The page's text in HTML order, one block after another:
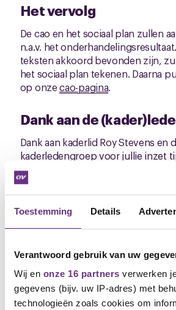
Toestemming Details
Verantwoord gebruik van uw
Wij en onze 16 partners verwerken
gegevens (bijv. uw IP-adres) met
technologieën zoals cookies om
Het vervolg
De cao en het sociaal plan zullen
n.a.v. het
teksten akkoord bevonden zijn,
het sociaal plan tekenen. Daarna
op onzecao-pagina.
Dank aan de
Dank aan kaderlid Roy Stevens en
kaderledengroep voor jullie inzet
onderhandelingen. Daarbij ook
welkom aan de vele nieuwe CNV-
lukt het om goede afspraken te
collega’s die nog geen lid zijn van
naarwww.cnv-ledenwerven.nl
Mochten er naar aanleiding van
vragen zijn, neem dan gerust